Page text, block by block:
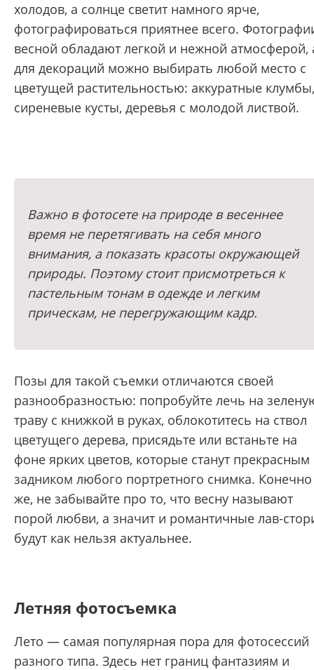
холодов, а солнце светит намного ярче,
фотографироваться приятнее всего.
весной обладают легкой и нежной атмосферой,
для декораций можно выбирать любой место с
цветущей растительностью: аккуратные клумбы,
сиреневые кусты, деревья с молодой листвой.
Важно в фотосете на природе в весеннее
время не перетягивать на себя много
внимания, а показать красоты окружающей
природы. Поэтому стоит присмотреться к
пастельным тонам в одежде и легким
прическам, не перегружающим кадр.
Позы для такой съемки отличаются своей
разнообразностью: попробуйте лечь на
траву с книжкой в руках, облокотитесь на ствол
цветущего дерева, присядьте или встаньте на
фоне ярких цветов, которые станут прекрасным
задником любого портретного снимка. Конечно
же, не забывайте про то, что весну называют
порой любви, а значит и романтичные лав-
будут как нельзя актуальнее.
Летняя фотосъемка
Лето — самая популярная пора для фотосессий
разного типа. Здесь нет границ фантазиям и